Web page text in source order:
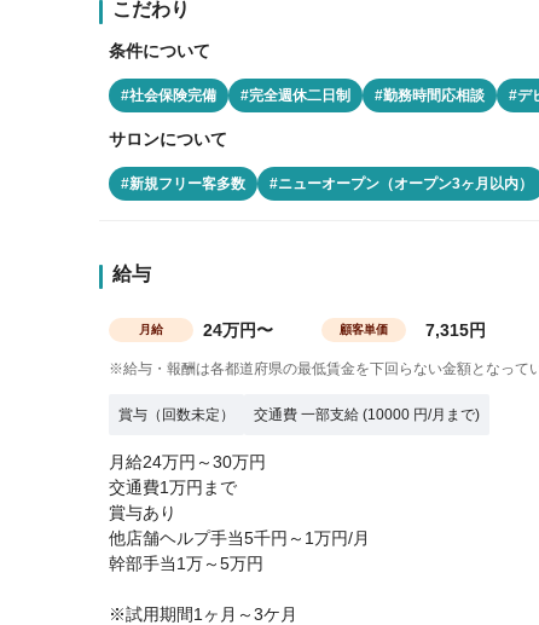
こだわり
条件について
#社会保険完備 #完全週休二日制 #勤務時間応相談 #デ
サロンについて
#新規フリー客多数 #ニューオープン（オープン3ヶ月以内）
給与
月給 24万円〜 顧客単価 7,315円
※給与・報酬は各都道府県の最低賃金を下回らない金額となって
賞与（回数未定） 交通費 一部支給 (10000 円/月まで)
月給24万円～30万円
交通費1万円まで
賞与あり
他店舗ヘルプ手当5千円～1万円/月
幹部手当1万～5万円
※試用期間1ヶ月～3ケ月